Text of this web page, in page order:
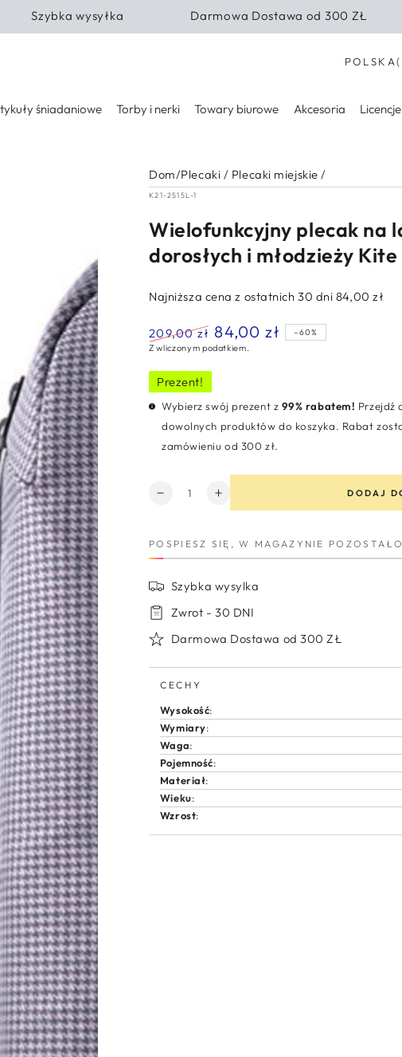
Szybka wysyłka Darmowa Dostawa od 300 ZŁ
śniadaniowe Torby i nerki Towary biurowe Akcesoria Licencje
Kraj/region
POLSKA
Dom/Plecaki / Plecaki miejskie /
K21-2515L-1
Wielofunkcyjny plecak na
dorosłych i młodzieży Kite
Najniższa cena z ostatnich 30 dni 84,00 zł
Normalna
209,00 zł
Cena
84,00 zł –60%
Z wliczonym podatkiem.
Prezent!
Wybierz swój prezent z 99% rabatem! Przejdź
dowolnych produktów do koszyka. Rabat
zamówieniu od 300 zł.
Ilość
Zmniejsz
Wielofunkcyjny
plecak
na
laptop
dla
i
Zwiększ
ilość
Wielofunkcyjny
plecak
laptop
dla
i
DODAJ
POSPIESZ SIĘ, W MAGAZYNIE
Szybka wysylka
Zwrot - 30 DNI
Darmowa Dostawa od 300 ZŁ
CECHY
Wysokość:
Wymiary:
Waga:
Pojemność:
Materiał:
Wieku:
Wzrost: